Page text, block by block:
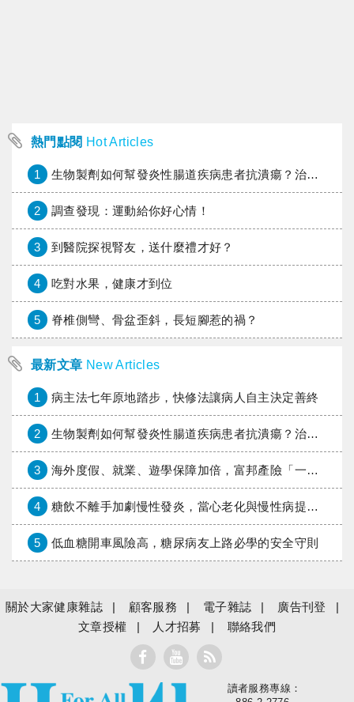
熱門點閱 Hot Articles
1 生物製劑如何幫發炎性腸道疾病患者抗潰瘍？治療進展與健保給付困境一次看
2 調查發現：運動給你好心情！
3 到醫院探視腎友，送什麼禮才好？
4 吃對水果，健康才到位
5 脊椎側彎、骨盆歪斜，長短腳惹的禍？
最新文章 New Articles
1 病主法七年原地踏步，快修法讓病人自主決定善終
2 生物製劑如何幫發炎性腸道疾病患者抗潰瘍？治療進展與健保給付困境一次看
3 海外度假、就業、遊學保障加倍，富邦產險「一期逐夢」專案加碼遠距醫療與緊急救援
4 糖飲不離手加劇慢性發炎，當心老化與慢性病提早報到
5 低血糖開車風險高，糖尿病友上路必學的安全守則
關於大家健康雜誌 顧客服務 電子雜誌
廣告刊登
文章授權
人才招募 聯絡我們
大家健康
讀者服務專線：